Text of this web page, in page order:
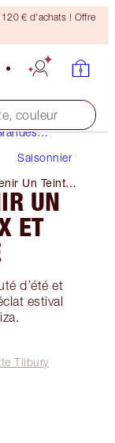
120 € d'achats ! Offre
couleur
Saisonnier
Un Teint
UN
ET
d’été et
estival
Tilbury